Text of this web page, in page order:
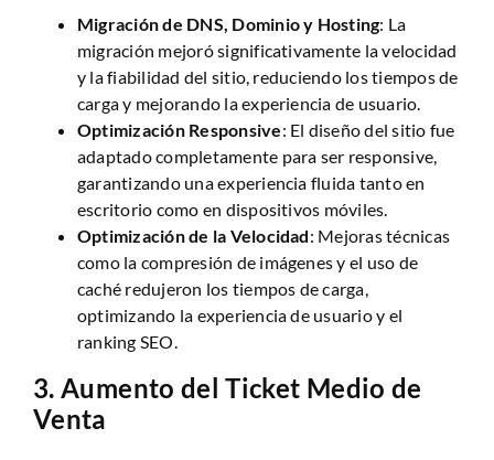
Migración de DNS, Dominio y Hosting: La
migración mejoró significativamente la velocidad
y la fiabilidad del sitio, reduciendo los tiempos de
carga y mejorando la experiencia de usuario.
Optimización Responsive: El diseño del sitio fue
adaptado completamente para ser responsive,
garantizando una experiencia fluida tanto en
escritorio como en dispositivos móviles.
Optimización de la Velocidad: Mejoras técnicas
como la compresión de imágenes y el uso de
caché redujeron los tiempos de carga,
optimizando la experiencia de usuario y el
ranking SEO.
3.Aumento del Ticket Medio de
Venta